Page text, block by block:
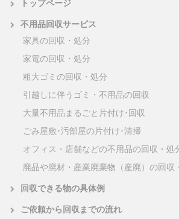
トップページ
不用品回収サービス
家具の回収・処分
家電の回収・処分
粗大ゴミの回収・処分
引越しに伴うゴミ・不用品の回収
大量不用品まるごと片付け･回収
ごみ屋敷･汚部屋の片付け･清掃
オフィス・店舗などの不用品の回収・処
廃品や廃材・産業廃棄物（産廃）の回収
回収できる物の具体例
ご依頼から回収までの流れ